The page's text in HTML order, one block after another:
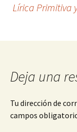
deLírica Primitiva
Deja una
Tu dirección de
campos